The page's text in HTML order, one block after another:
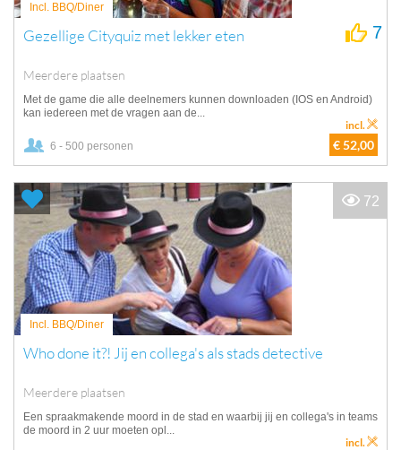
Incl. BBQ/Diner
Gezellige Cityquiz met lekker eten
Meerdere plaatsen
7
Met de game die alle deelnemers kunnen downloaden (IOS en Android)
kan iedereen met de vragen aan de...
6 - 500 personen € 52,00
incl.
Incl. BBQ/Diner
Who done it?! Jij en collega's als stads detective
Meerdere plaatsen
Een spraakmakende moord in de stad en waarbij jij en collega's in teams
de moord in 2 uur moeten opl...
incl.
72